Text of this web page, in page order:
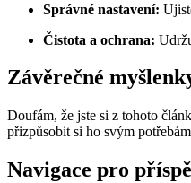
Správné nastavení:
Čistota a ochrana:
Závěrečné
Doufám, že jste si z tohoto
přizpůsobit si ho svým
Navigace pro